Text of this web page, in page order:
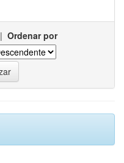
| Ordenar por